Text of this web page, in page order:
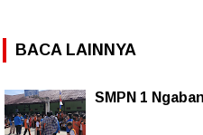
BACA LAINNYA
SMPN 1